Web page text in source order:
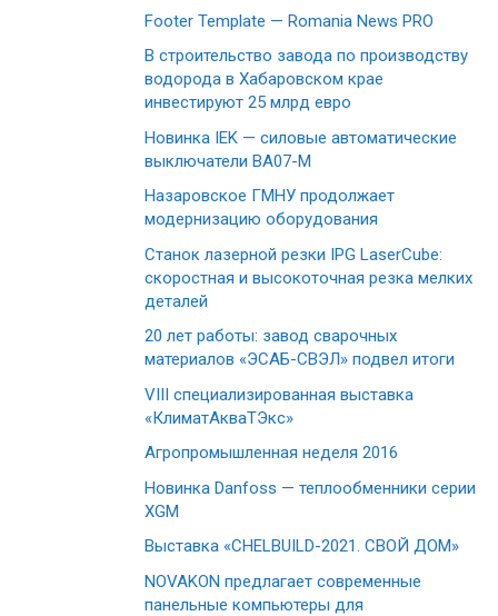
Footer Template — Romania News PRO
В строительство завода по производству
водорода в Хабаровском крае
инвестируют 25 млрд евро
Новинка IEK — силовые автоматические
выключатели ВА07-М
Назаровское ГМНУ продолжает
модернизацию оборудования
Станок лазерной резки IPG LaserCube:
скоростная и высокоточная резка мелких
деталей
20 лет работы: завод сварочных
материалов «ЭСАБ-СВЭЛ» подвел итоги
VIII специализированная выставка
«КлиматАкваТЭкс»
Агропромышленная неделя 2016
Новинка Danfoss — теплообменники серии
XGM
Выставка «CHELBUILD-2021. СВОЙ ДОМ»
NOVAKON предлагает современные
панельные компьютеры для